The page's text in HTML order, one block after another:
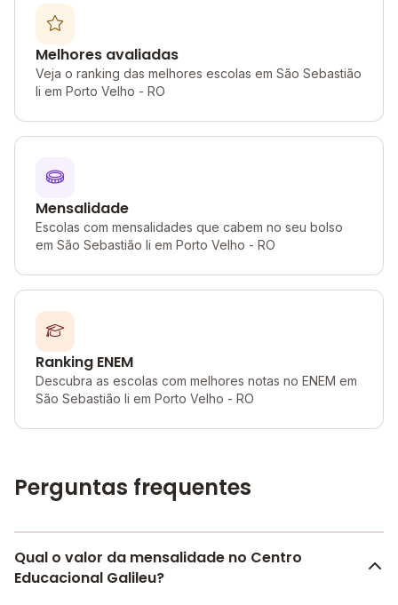
Melhores avaliadas
Veja o ranking das melhores escolas em São Sebastião
Ii em Porto Velho - RO
Mensalidade
Escolas com mensalidades que cabem no seu bolso
em São Sebastião Ii em Porto Velho - RO
Ranking ENEM
Descubra as escolas com melhores notas no ENEM em
São Sebastião Ii em Porto Velho - RO
Perguntas frequentes
Qual o valor da mensalidade no Centro
Educacional Galileu?